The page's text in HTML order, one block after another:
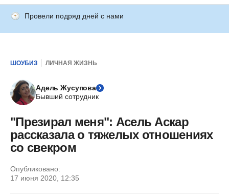
Провели подряд дней с нами
ШОУБИЗ ЛИЧНАЯ ЖИЗНЬ
Адель Жусупова
Бывший сотрудник
"Презирал меня": Асель Аскар
рассказала о тяжелых отношениях
со свекром
Опубликовано:
17 июня 2020, 12:35